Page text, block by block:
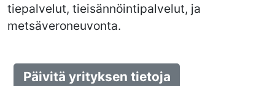
tiepalvelut, tieisännöintipalvelut, ja
metsäveroneuvonta.
Päivitä yrityksen tietoja